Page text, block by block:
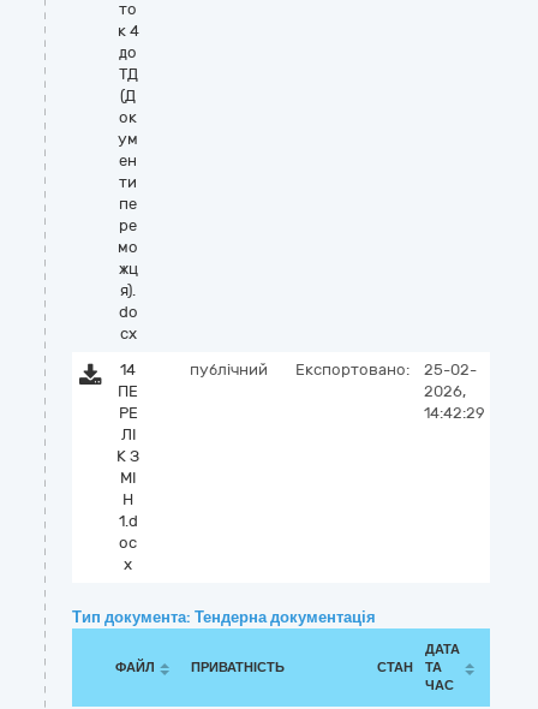
то
к 4
до
ТД
(Д
ок
ум
ен
ти
пе
ре
мо
жц
я).
do
cx
14
ПЕ
РЕ
ЛІ
К З
МІ
Н
1.d
oc
x
публічний Експортовано:
25-02-
2026,
14:42:29
Тип документа: Тендерна документація
ФАЙЛ ПРИВАТНІСТЬ СТАН
ДАТА
ТА
ЧАС